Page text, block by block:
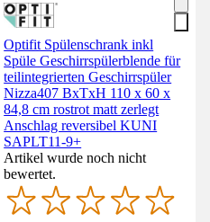
Optifit Spülenschrank inkl
Spüle Geschirrspülerblende für
teilintegrierten Geschirrspüler
Nizza407 BxTxH 110 x 60 x
84,8 cm rostrot matt zerlegt
Anschlag reversibel KUNI
SAPLT11-9+
Artikel wurde noch nicht
bewertet.